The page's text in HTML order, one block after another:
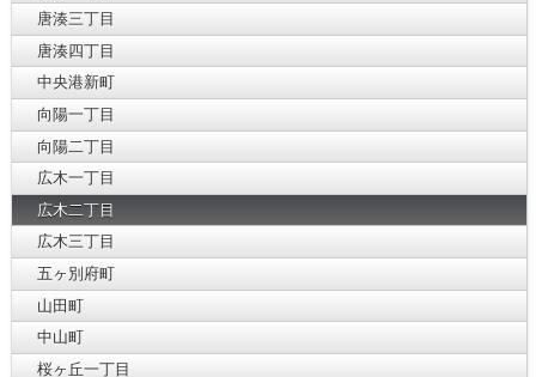
唐湊三丁目
唐湊四丁目
中央港新町
向陽一丁目
向陽二丁目
広木一丁目
広木二丁目
広木三丁目
五ヶ別府町
山田町
中山町
桜ヶ丘一丁目